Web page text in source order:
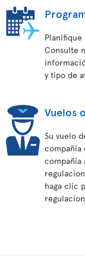
Planifique
Consulte
y tipo de
Vuelos
Su vuelo
compañía
compañía
haga clic